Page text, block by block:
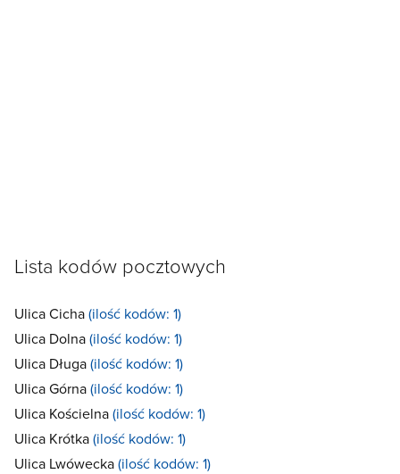
Lista kodów pocztowych
Ulica Cicha(ilość kodów: 1)
Ulica Dolna(ilość kodów: 1)
Ulica Długa(ilość kodów: 1)
Ulica Górna(ilość kodów: 1)
Ulica Kościelna(ilość kodów: 1)
Ulica Krótka(ilość kodów: 1)
Ulica Lwówecka(ilość kodów: 1)